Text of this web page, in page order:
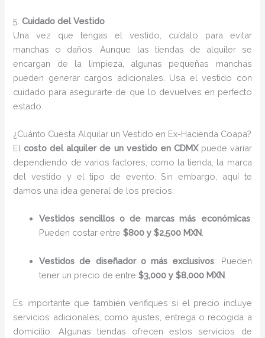
5.Cuidado del Vestido
Una vez que tengas el vestido, cuídalo para evitar
manchas o daños. Aunque las tiendas de alquiler se
encargan de la limpieza, algunas pequeñas manchas
pueden generar cargos adicionales. Usa el vestido con
cuidado para asegurarte de que lo devuelves en perfecto
estado.
¿Cuánto Cuesta Alquilar un Vestido en Ex-Hacienda Coapa?
Elcosto del alquiler de un vestido en CDMXpuede variar
dependiendo de varios factores, como la tienda, la marca
del vestido y el tipo de evento. Sin embargo, aquí te
damos una idea general de los precios:
Vestidos sencillos o de marcas más económicas:
Pueden costar entre$800 y $2,500 MXN
Vestidos de diseñador o más exclusivos: Pueden
tener un precio de entre$3,000 y $8,000 MXN
Es importante que también verifiques si el precio incluye
servicios adicionales, como ajustes, entrega o recogida a
domicilio. Algunas tiendas ofrecen estos servicios de